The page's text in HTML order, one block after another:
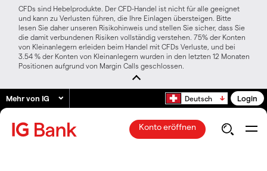
CFDs sind Hebelprodukte. Der CFD-Handel ist nicht für alle geeignet
und kann zu Verlusten führen, die Ihre Einlagen übersteigen. Bitte
lesen Sie daher unseren Risikohinweis und stellen Sie sicher, dass Sie
die damit verbundenen Risiken vollständig verstehen. 75% der Konten
von Kleinanlegern erleiden beim Handel mit CFDs Verluste, und bei
3.54 % der Konten von Kleinanlegern wurden in den letzten 12 Monaten
Positionen aufgrund von Margin Calls geschlossen.
Mehr von IG Deutsch Login
Konto eröffnen